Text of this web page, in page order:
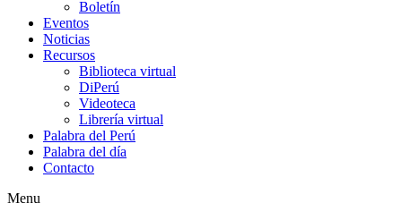
Boletín
Eventos
Noticias
Recursos
Biblioteca virtual
DiPerú
Videoteca
Librería virtual
Palabra del Perú
Palabra del día
Contacto
Menu